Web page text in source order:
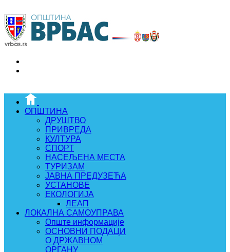
ОПШТИНА
ДРУШТВО
ПРИВРЕДА
КУЛТУРА
СПОРТ
НАСЕЉЕНА МЕСТА
ТУРИЗАМ
ЈАВНА ПРЕДУЗЕЋА
УСТАНОВЕ
ЕКОЛОГИЈА
ЛЕАП
ЛОКАЛНА САМОУПРАВА
Опште информације
ОСНОВНИ ПОДАЦИ
О ДРЖАВНОМ
ОРГАНУ